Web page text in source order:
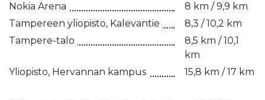
Nokia Arena
8 km / 9,9 km
Tampereen yliopisto, Kalevantie
8,3 / 10,2 km
Tampere-talo
8,5 km / 10,1
km
Yliopisto, Hervannan kampus
15,8 km / 17 km